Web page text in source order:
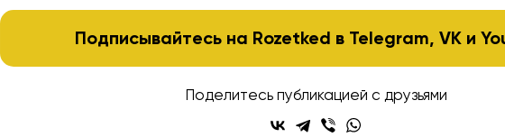
Подписывайтесь на Rozetked в Telegram,VK и
Поделитесь публикацией с друзьями